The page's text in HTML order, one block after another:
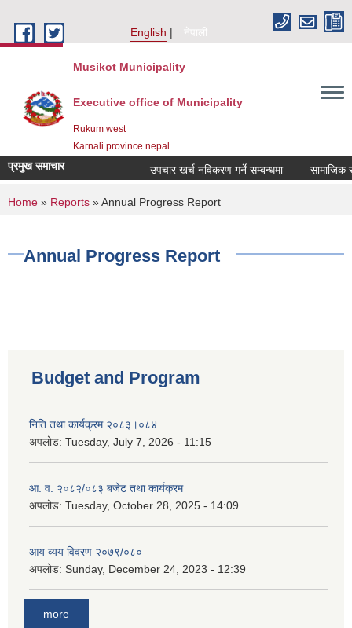
English
नेपाली
Musikot Municipality
Executive office of Municipality
Rukum west
Karnali province nepal
प्रमुख समाचार उपचार खर्च नविकरण गर्ने सम्बन्धमा
You are here
Home » Reports » Annual Progress Report
Annual Progress Report
Budget and Program
निति तथा कार्यक्रम २०८३।०८४
अपलोड: Tuesday, July 7, 2026 - 11:15
आ. व. २०८२/०८३ बजेट तथा कार्यक्रम
अपलोड: Tuesday, October 28, 2025 - 14:09
आय व्यय विवरण २०७९/०८०
अपलोड: Sunday, December 24, 2023 - 12:39
more